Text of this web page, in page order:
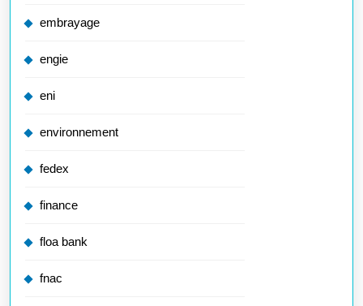
embrayage
engie
eni
environnement
fedex
finance
floa bank
fnac